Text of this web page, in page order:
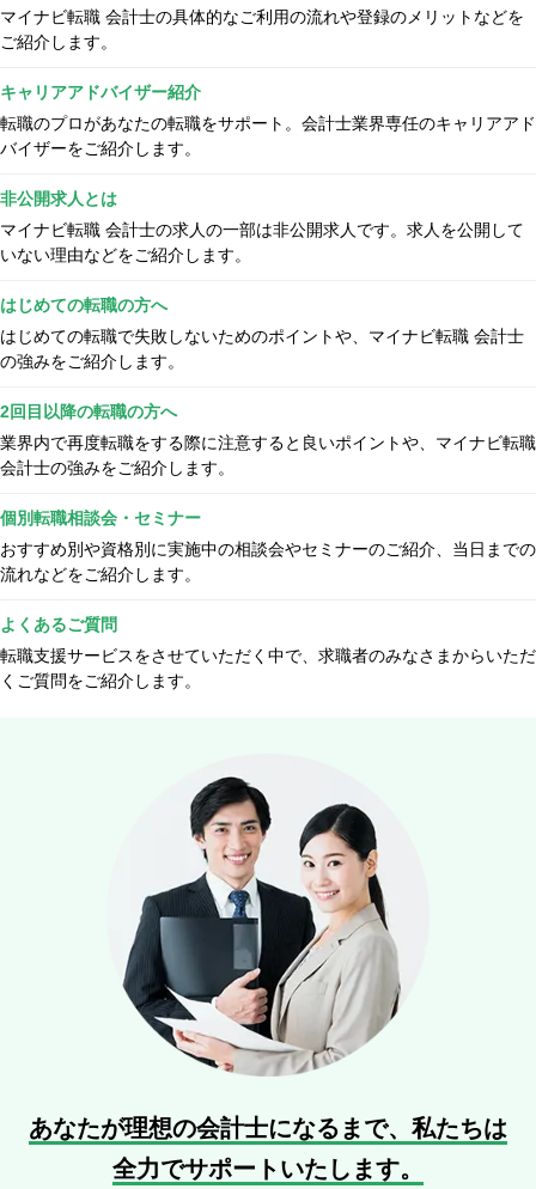
マイナビ転職 会計士の具体的なご利用の流れや登録のメリットなどを
ご紹介します。
キャリアアドバイザー紹介
転職のプロがあなたの転職をサポート。会計士業界専任のキャリアアド
バイザーをご紹介します。
非公開求人とは
マイナビ転職 会計士の求人の一部は非公開求人です。求人を公開して
いない理由などをご紹介します。
はじめての転職の方へ
はじめての転職で失敗しないためのポイントや、マイナビ転職 会計士
の強みをご紹介します。
2回目以降の転職の方へ
業界内で再度転職をする際に注意すると良いポイントや、マイナビ転職
会計士の強みをご紹介します。
個別転職相談会・セミナー
おすすめ別や資格別に実施中の相談会やセミナーのご紹介、当日までの
流れなどをご紹介します。
よくあるご質問
転職支援サービスをさせていただく中で、求職者のみなさまからいただ
くご質問をご紹介します。
あなたが理想の会計士になるまで、 私たちは
全力でサポートいたします。